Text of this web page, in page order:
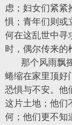
虑；妇女们紧紧
惧；青年们则或
何在这乱世中寻
时，偶尔传来的
那个风雨飘
蜷缩在家里顶好
恐惧与不安。他
这片土地；他们
何；他们更不知